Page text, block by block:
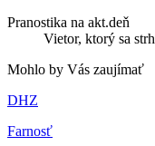
Pranostika na akt.deň
Vietor, ktorý sa
Mohlo by Vás zaujímať
DHZ
Farnosť